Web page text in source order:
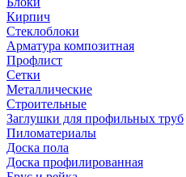
Кирпич
Стеклоблоки
Арматура композитная
Профлист
Сетки
Металлические
Строительные
Заглушки для профильных труб
Пиломатериалы
Доска пола
Доска профилированная